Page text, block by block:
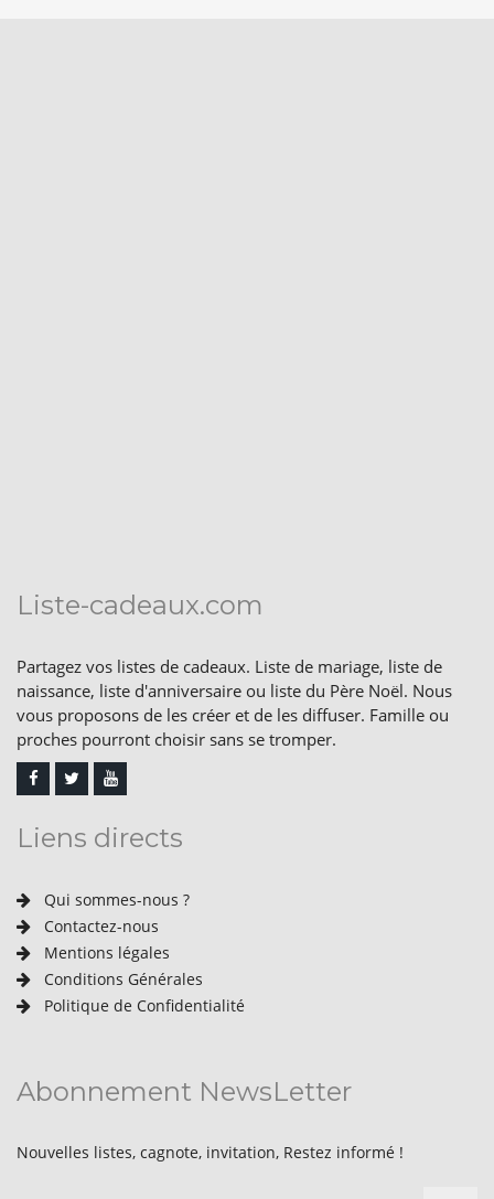
Liste-cadeaux.com
Partagez vos listes de cadeaux. Liste de mariage, liste de
naissance, liste d'anniversaire ou liste du Père Noël. Nous
vous proposons de les créer et de les diffuser. Famille ou
proches pourront choisir sans se tromper.
Liens directs
Qui sommes-nous ?
Contactez-nous
Mentions légales
Conditions Générales
Politique de Confidentialité
Abonnement NewsLetter
Nouvelles listes, cagnote, invitation, Restez informé !